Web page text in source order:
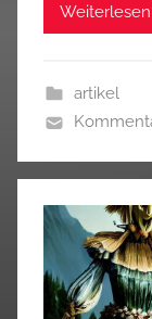
Weiterlesen
artikel